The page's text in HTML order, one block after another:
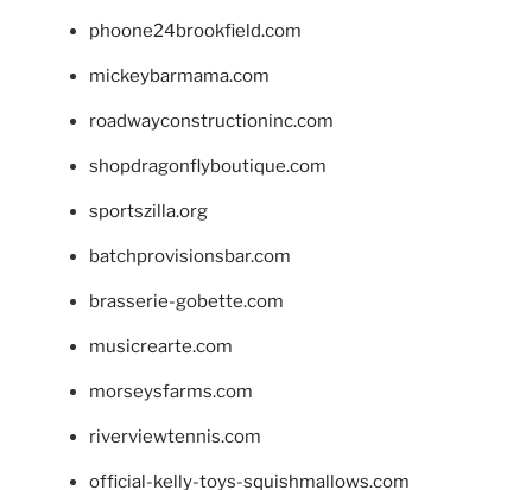
phoone24brookfield.com
mickeybarmama.com
roadwayconstructioninc.com
shopdragonflyboutique.com
sportszilla.org
batchprovisionsbar.com
brasserie-gobette.com
musicrearte.com
morseysfarms.com
riverviewtennis.com
official-kelly-toys-squishmallows.com